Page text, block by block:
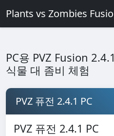
Plants vs Zombies
PC용 PVZ Fusion
식물 대 좀비 체험
PVZ 퓨전 2.4.1 PC
PVZ 퓨전 2.4.1 PC